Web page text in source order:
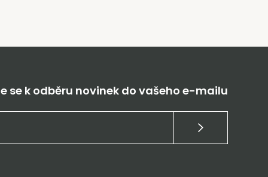
se k odběru novinek do vašeho e-mailu